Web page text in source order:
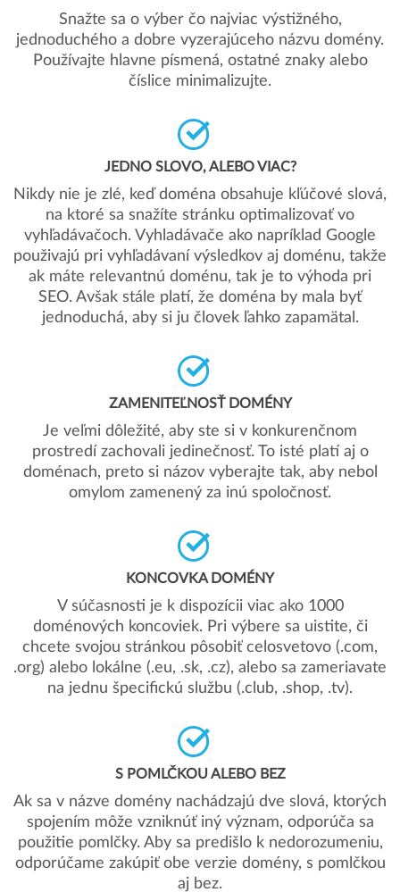
Snažte sa o výber čo najviac výstižného,
jednoduchého a dobre vyzerajúceho názvu domény.
Používajte hlavne písmená, ostatné znaky alebo
číslice minimalizujte.
JEDNO SLOVO, ALEBO VIAC?
Nikdy nie je zlé, keď doména obsahuje kľúčové slová,
na ktoré sa snažíte stránku optimalizovať vo
vyhľadávačoch. Vyhladávače ako napríklad Google
použivajú pri vyhľadávaní výsledkov aj doménu, takže
ak máte relevantnú doménu, tak je to výhoda pri
SEO. Avšak stále platí, že doména by mala byť
jednoduchá, aby si ju človek ľahko zapamätal.
ZAMENITEĽNOSŤ DOMÉNY
Je veľmi dôležité, aby ste si v konkurenčnom
prostredí zachovali jedinečnosť. To isté platí aj o
doménach, preto si názov vyberajte tak, aby nebol
omylom zamenený za inú spoločnosť.
KONCOVKA DOMÉNY
V súčasnosti je k dispozícii viac ako 1000
doménových koncoviek. Pri výbere sa uistite, či
chcete svojou stránkou pôsobiť celosvetovo (.com,
.org) alebo lokálne (.eu, .sk, .cz), alebo sa zameriavate
na jednu špecifickú službu (.club, .shop, .tv).
S POMLČKOU ALEBO BEZ
Ak sa v názve domény nachádzajú dve slová, ktorých
spojením môže vzniknúť iný význam, odporúča sa
použitie pomlčky. Aby sa predišlo k nedorozumeniu,
odporúčame zakúpiť obe verzie domény, s pomlčkou
aj bez.